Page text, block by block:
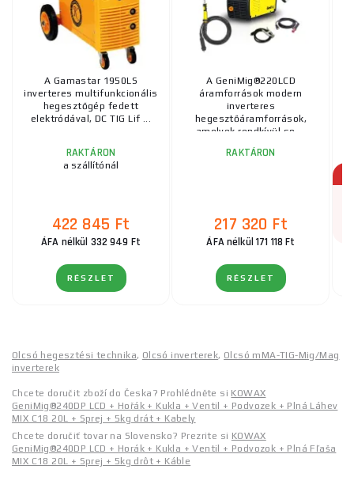
A Gamastar 1950LS
inverteres multifunkcionális
hegesztőgép fedett
elektródával, DC TIG Lif ...
RAKTÁRON
a szállítónál
422 845 Ft
ÁFA nélkül 332 949 Ft
RÉSZLET
A GeniMig®220LCD
áramforrások modern
inverteres
hegesztőáramforrások,
amelyek rendkívül so ...
RAKTÁRON
217 320 Ft
ÁFA nélkül 171 118 Ft
RÉSZLET
Olcsó hegesztési technika, Olcsó inverterek, Olcsó mMA-TIG-Mig/Mag
inverterek
Chcete doručit zboží do Česka? Prohlédněte si KOWAX
GeniMig®240DP LCD + Hořák + Kukla + Ventil + Podvozek + Plná Láhev
MIX C18 20L + Sprej + 5kg drát + Kabely
Chcete doručiť tovar na Slovensko? Prezrite si KOWAX
GeniMig®240DP LCD + Horák + Kukla + Ventil + Podvozok + Plná Fľaša
MIX C18 20L + Sprej + 5kg drôt + Káble